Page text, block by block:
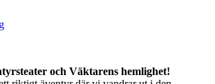
och Väktarens hemlighet!